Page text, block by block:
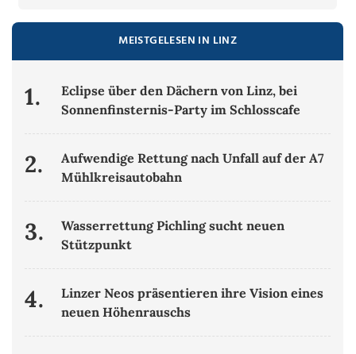
MEISTGELESEN IN LINZ
1.
Eclipse über den Dächern von Linz, bei
Sonnenfinsternis-Party im Schlosscafe
2.
Aufwendige Rettung nach Unfall auf der A7
Mühlkreisautobahn
3.
Wasserrettung Pichling sucht neuen
Stützpunkt
4.
Linzer Neos präsentieren ihre Vision eines
neuen Höhenrauschs